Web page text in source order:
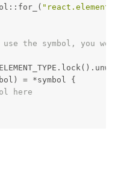
"react.element"
use the symbol, you
= *symbol {
here